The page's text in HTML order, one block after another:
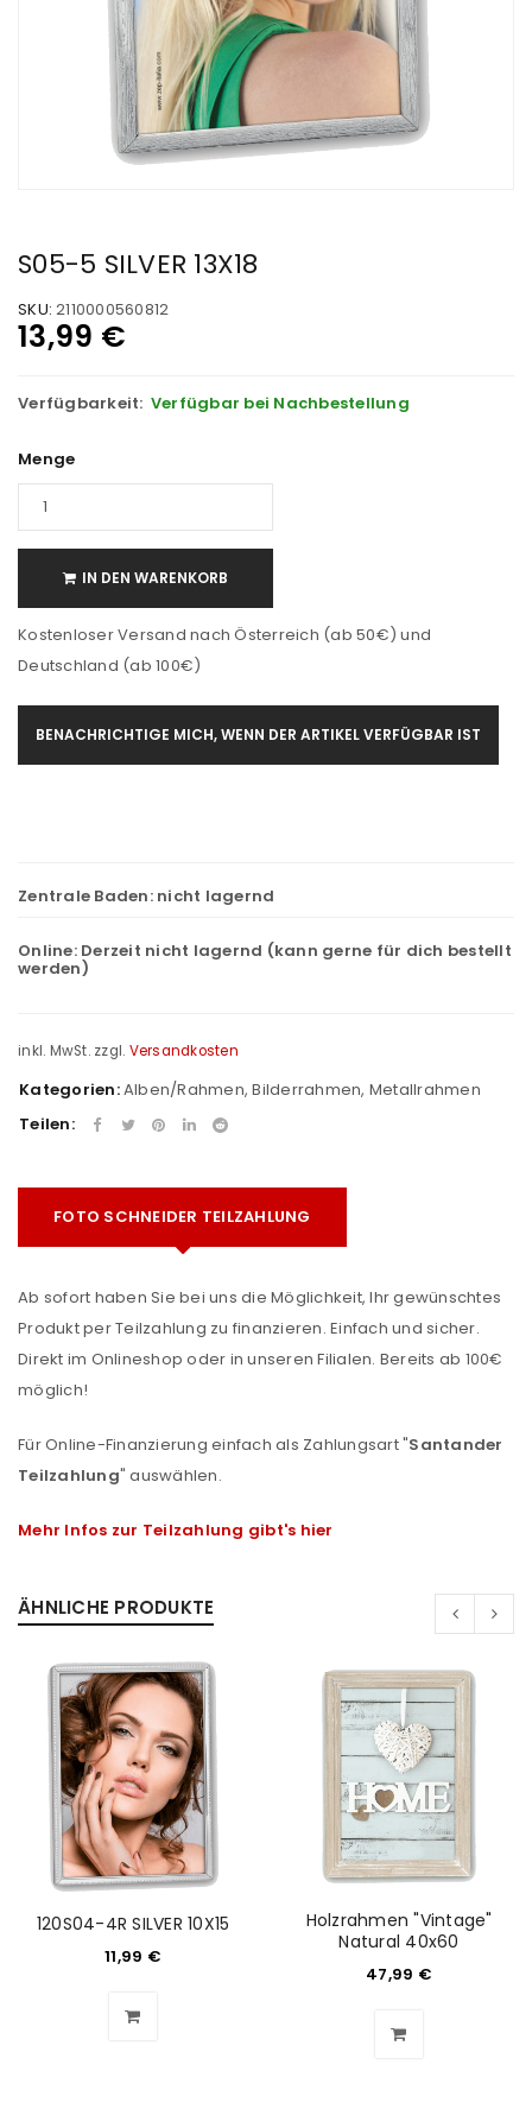
S05-5 SILVER 13X18
SKU: 2110000560812
13,99 €
Verfügbarkeit: Verfügbar bei Nachbestellung
Menge
IN DEN WARENKORB
Kostenloser Versand nach Österreich (ab 50€) und
Deutschland (ab 100€)
BENACHRICHTIGE MICH, WENN DER ARTIKEL VERFÜGBAR IST
Zentrale Baden: nicht lagernd
Online: Derzeit nicht lagernd (kann gerne für dich bestellt
werden)
inkl. MwSt. zzgl. Versandkosten
Kategorien:Alben/Rahmen,Bilderrahmen, Metallrahmen
Teilen:
FOTO SCHNEIDER TEILZAHLUNG
Ab sofort haben Sie bei uns die Möglichkeit, Ihr gewünschtes
Produkt per Teilzahlung zu finanzieren. Einfach und sicher.
Direkt im Onlineshop oder in unseren Filialen. Bereits ab 100€
möglich!
Für Online-Finanzierung einfach als Zahlungsart "Santander
Teilzahlung" auswählen.
Mehr Infos zur Teilzahlung gibt's hier
ÄHNLICHE PRODUKTE
120S04-4R SILVER 10X15
11,99 €
Holzrahmen "Vintage"
Natural 40x60
47,99 €